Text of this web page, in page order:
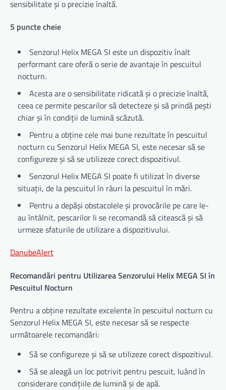
sensibilitate și o precizie înaltă.
5 puncte cheie
Senzorul Helix MEGA SI este un dispozitiv înalt
performant care oferă o serie de avantaje în pescuitul
nocturn.
Acesta are o sensibilitate ridicată și o precizie înaltă,
ceea ce permite pescarilor să detecteze și să prindă pești
chiar și în condiții de lumină scăzută.
Pentru a obține cele mai bune rezultate în pescuitul
nocturn cu Senzorul Helix MEGA SI, este necesar să se
configureze și să se utilizeze corect dispozitivul.
Senzorul Helix MEGA SI poate fi utilizat în diverse
situații, de la pescuitul în râuri la pescuitul în mări.
Pentru a depăși obstacolele și provocările pe care le-
au întâlnit, pescarilor li se recomandă să citească și să
urmeze sfaturile de utilizare a dispozitivului.
DanubeAlert
Recomandări pentru Utilizarea Senzorului Helix MEGA SI în
Pescuitul Nocturn
Pentru a obține rezultate excelente în pescuitul nocturn cu
Senzorul Helix MEGA SI, este necesar să se respecte
următoarele recomandări:
Să se configureze și să se utilizeze corect dispozitivul.
Să se aleagă un loc potrivit pentru pescuit, luând în
considerare condițiile de lumină și de apă.